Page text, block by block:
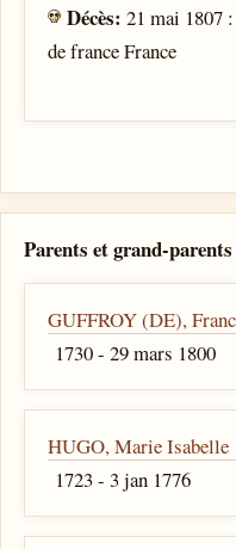
Décès:21 mai 1807
de france France
Parents et grand-parents
GUFFROY (DE),
1730 - 29 mars 1800
HUGO, Marie Isabelle
1723 - 3 jan 1776